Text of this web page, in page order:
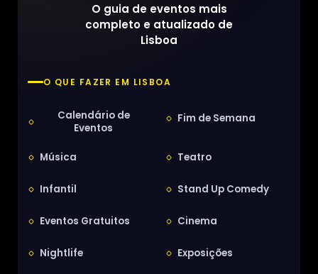
O guia de eventos mais
completo e atualizado de
Lisboa
O QUE FAZER EM LISBOA
Calendário de
Eventos
Fim de Semana
Música Teatro
Infantil Stand Up Comedy
Eventos Gratuitos Cinema
Nightlife Exposições